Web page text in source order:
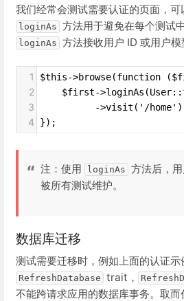
我们经常会测试需要认证的页面，
loginAs 方法用于避免在每个测试
loginAs 方法接收用户 ID 或用户模
1 $this->browse(function
2
$first-
3
->visit('/
4 });
注：使用 loginAs 方法后，
被所有测试维护。
数据库迁移
测试需要迁移时，例如上面的认证示
RefreshDatabase trait，
不能跨请求应用的数据库事务。取